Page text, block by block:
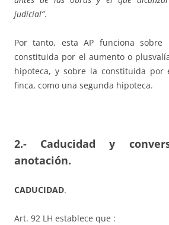
judicial”.
Por tanto, esta AP funciona
constituida por el aumento o
hipoteca, y sobre la constituida
finca, como una segunda hipoteca.
2.- Caducidad y
anotación.
CADUCIDAD.
Art. 92 LH establece que :